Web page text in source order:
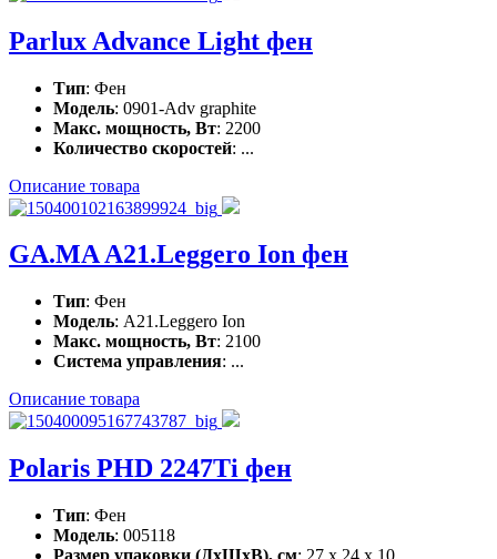
Parlux Advance Light фен
Тип: Фен
Модель: 0901-Adv graphite
Макс. мощность, Вт: 2200
Количество скоростей: ...
Описание товара
GA.MA A21.Leggero Ion фен
Тип: Фен
Модель: A21.Leggero Ion
Макс. мощность, Вт: 2100
Система управления: ...
Описание товара
Polaris PHD 2247Ti фен
Тип: Фен
Модель: 005118